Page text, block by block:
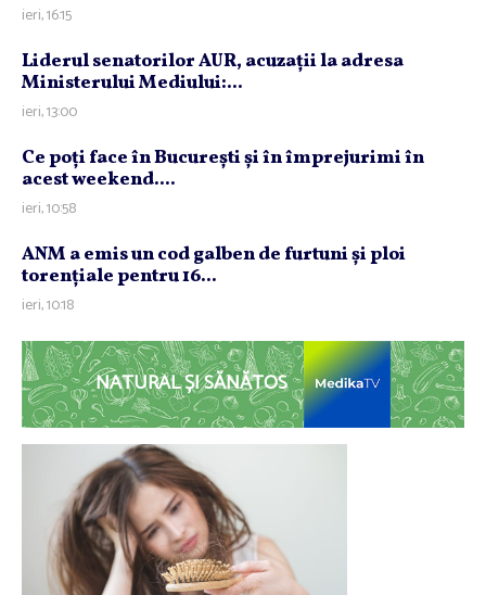
ieri, 16:15
Liderul senatorilor AUR, acuzaţii la adresa
Ministerului Mediului:...
ieri, 13:00
Ce poţi face în Bucureşti şi în împrejurimi în
acest weekend....
ieri, 10:58
ANM a emis un cod galben de furtuni şi ploi
torenţiale pentru 16...
ieri, 10:18
NATURAL ȘI SĂNĂTOS